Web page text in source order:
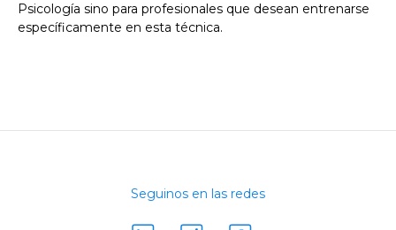
Psicología sino para profesionales que desean entrenarse
específicamente en esta técnica.
Seguinos en las redes